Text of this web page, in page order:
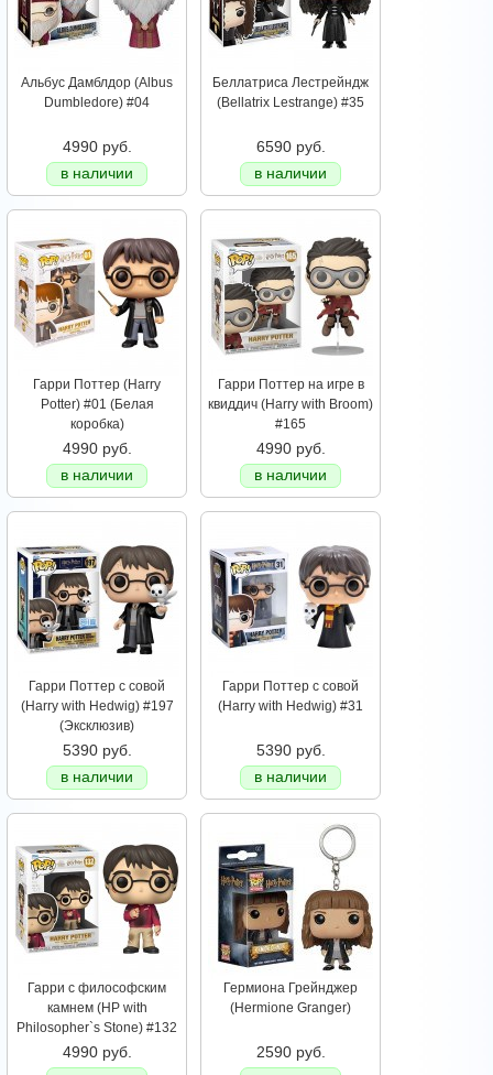
Альбус Дамблдор (Albus
Dumbledore) #04
4990 руб.
в наличии
Беллатриса Лестрейндж
(Bellatrix Lestrange) #35
6590 руб.
в наличии
Гарри Поттер (Harry
Potter) #01 (Белая
коробка)
4990 руб.
в наличии
Гарри Поттер на игре в
квиддич (Harry with Broom)
#165
4990 руб.
в наличии
Гарри Поттер с совой
(Harry with Hedwig) #197
(Эксклюзив)
5390 руб.
в наличии
Гарри Поттер с совой
(Harry with Hedwig) #31
5390 руб.
в наличии
Гарри с философским
камнем (HP with
Philosopher`s Stone) #132
4990 руб.
Гермиона Грейнджер
(Hermione Granger)
2590 руб.